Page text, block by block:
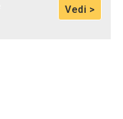
Vedi >